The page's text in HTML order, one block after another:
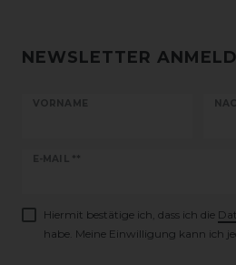
NEWSLETTER
VORNAME
E-MAIL **
Newsletter
Hiermit bestätige ich, dass ich die
habe. Meine Einwilligung kann ich